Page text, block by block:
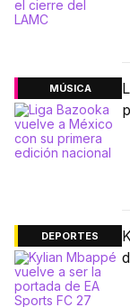
MÚSICA
DEPORTES